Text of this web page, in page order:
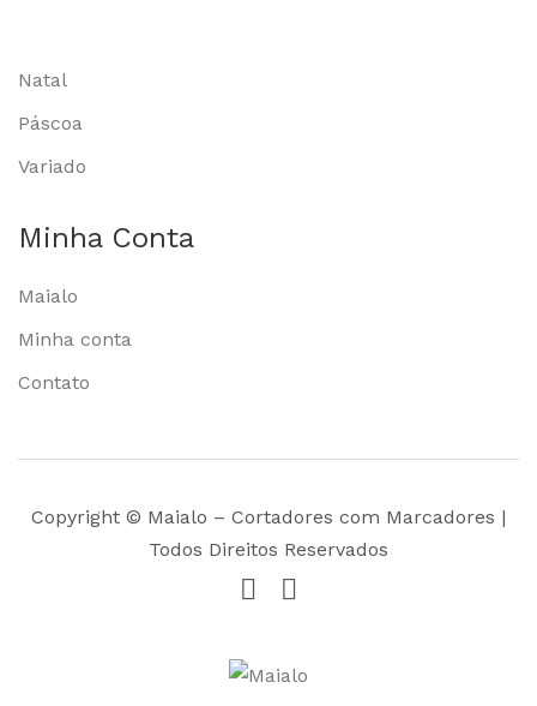
Natal
Páscoa
Variado
Minha Conta
Maialo
Minha conta
Contato
Copyright © Maialo – Cortadores com Marcadores |
Todos Direitos Reservados